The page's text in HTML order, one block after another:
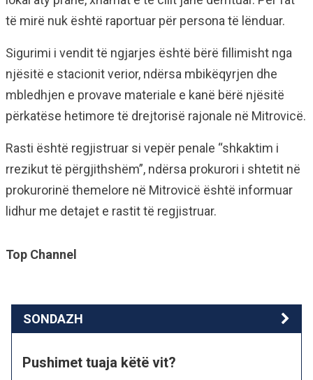
të mirë nuk është raportuar për persona të lënduar.
Sigurimi i vendit të ngjarjes është bërë fillimisht nga
njësitë e stacionit verior, ndërsa mbikëqyrjen dhe
mbledhjen e provave materiale e kanë bërë njësitë
përkatëse hetimore të drejtorisë rajonale në Mitrovicë.
Rasti është regjistruar si vepër penale “shkaktim i
rrezikut të përgjithshëm”, ndërsa prokurori i shtetit në
prokurorinë themelore në Mitrovicë është informuar
lidhur me detajet e rastit të regjistruar.
Top Channel
SONDAZH
Pushimet tuaja këtë vit?